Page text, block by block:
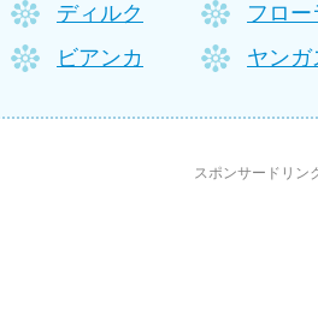
ディルク
ビアンカ
フロー
ヤンガ
スポンサードリン